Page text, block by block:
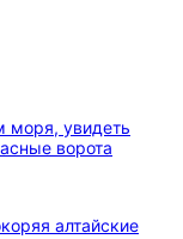
моря, увидеть
ворота